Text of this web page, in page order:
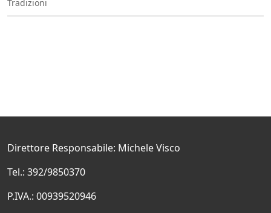
Tradizioni
Direttore Responsabile: Michele Visco
Tel.: 392/9850370
P.IVA.: 00939520946